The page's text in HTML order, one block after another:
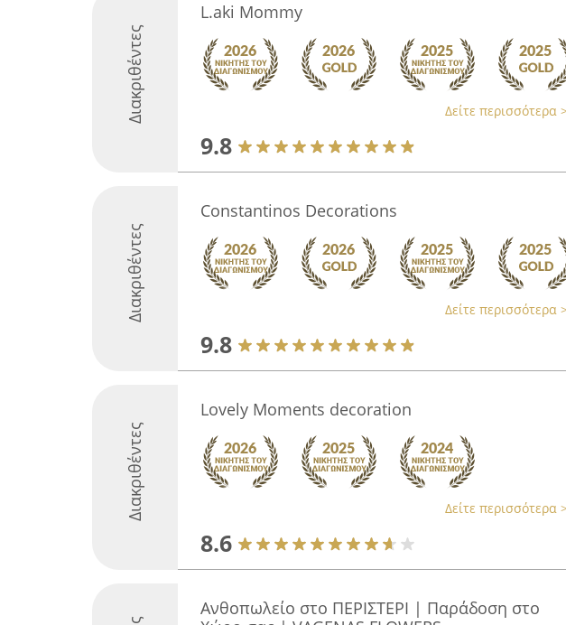
Διακριθέντες
L.aki Mommy
Δείτε περισσότερα
9.8
Διακριθέντες
Constantinos Decorations
Δείτε περισσότερα
9.8
Διακριθέντες
Lovely Moments decoration
Δείτε περισσότερα
8.6
Ανθοπωλείο στο ΠΕΡΙΣΤΕΡΙ | Παράδοση στο